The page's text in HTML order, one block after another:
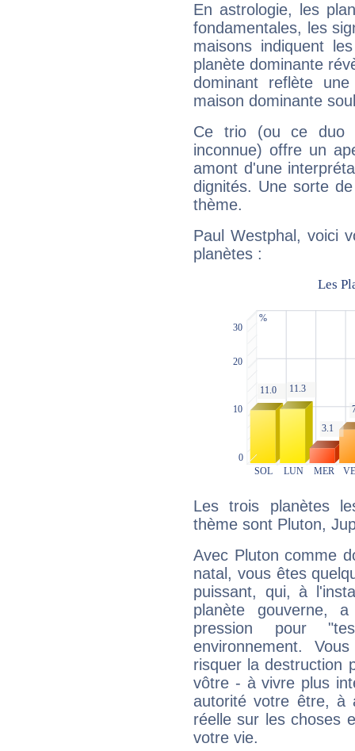
En astrologie, les
fondamentales, les
maisons indiquent
planète dominante
dominant reflète
maison dominante
Ce trio (ou ce duo
inconnue) offre un
amont d'une
dignités. Une sorte
thème.
Paul Westphal, voici
planètes :
Les trois planètes
thème sont Pluton,
Avec Pluton comme
natal, vous êtes
puissant, qui, à
planète gouverne,
pression pour
environnement.
risquer la destruction
vôtre - à vivre plus
autorité votre être, à
réelle sur les choses
votre vie.